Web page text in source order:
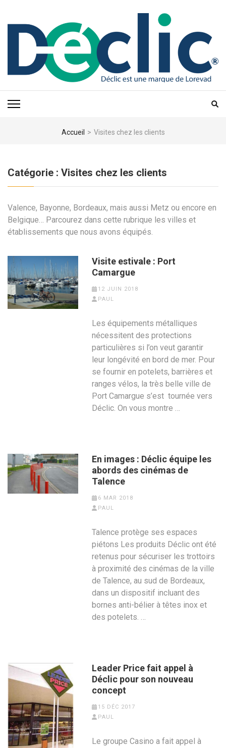
Accueil > Visites chez les clients
Catégorie : Visites chez les clients
Valence, Bayonne, Bordeaux, mais aussi Metz ou encore en
Belgique… Parcourez dans cette rubrique les villes et
établissements que nous avons équipés.
Visite estivale : Port
Camargue
12 JUIN 2018
PAUL
Les équipements métalliques
nécessitent des protections
particulières si l’on veut garantir
leur longévité en bord de mer. Pour
se fournir en potelets, barrières et
ranges vélos, la très belle ville de
Port Camargue s’est tournée vers
Déclic. On vous montre …
En images : Déclic équipe les
abords des cinémas de
Talence
6 MAR 2018
PAUL
Talence protège ses espaces
piétons Les produits Déclic ont été
retenus pour sécuriser les trottoirs
à proximité des cinémas de la ville
de Talence, au sud de Bordeaux,
dans un dispositif incluant des
bornes anti-bélier à têtes inox et
des potelets. …
Leader Price fait appel à
Déclic pour son nouveau
concept
15 DÉC 2017
PAUL
Le groupe Casino a fait appel à